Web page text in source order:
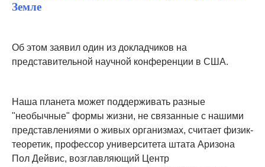
Земле
Об этом заявил один из докладчиков на
представительной научной конференции в США.
Наша планета может поддерживать разные
"необычные" формы жизни, не связанные с нашими
представлениями о живых организмах, считает физик-
теоретик, профессор университета штата Аризона
Пол Дейвис, возглавляющий Центр